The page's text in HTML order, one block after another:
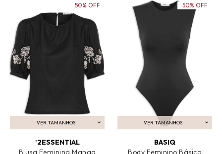
VER TAMANHOS
ADICIONAR AO CARRINHO
'2ESSENTIAL
Blusa Feminina Manga
50% OFF
VER TAMANHOS
ADICIONAR AO CARRINHO
BASIQ
Body Feminino Básico
50% OFF